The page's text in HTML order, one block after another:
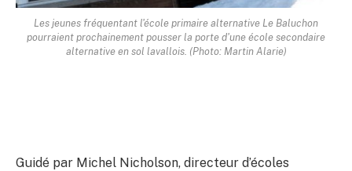
Les jeunes fréquentant l'école primaire alternative Le Baluchon
pourraient prochainement pousser la porte d'une école secondaire
alternative en sol lavallois. (Photo: Martin Alarie)
Guidé par Michel Nicholson, directeur d’écoles